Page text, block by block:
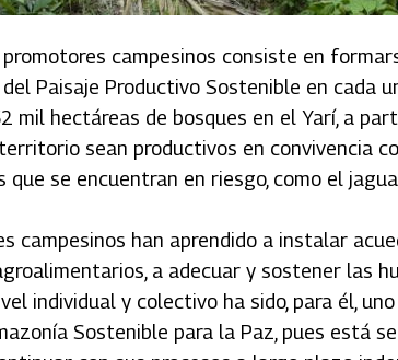
campesinos consiste en
Paisaje Productivo Sostenible en cada
mil hectáreas de bosques en el Yarí, a
sean productivos en convivencia
se encuentran en riesgo, como el
campesinos han aprendido a instalar
a adecuar y sostener las
individual y colectivo ha sido, para él,
Sostenible para la Paz, pues está